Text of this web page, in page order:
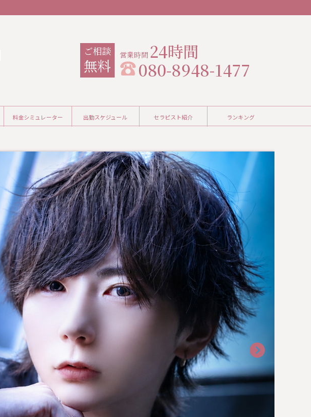
ご相談
無料
24時間
080-8948-1477
料金シミュレーター 出勤スケジュール セラピスト紹介 ランキング